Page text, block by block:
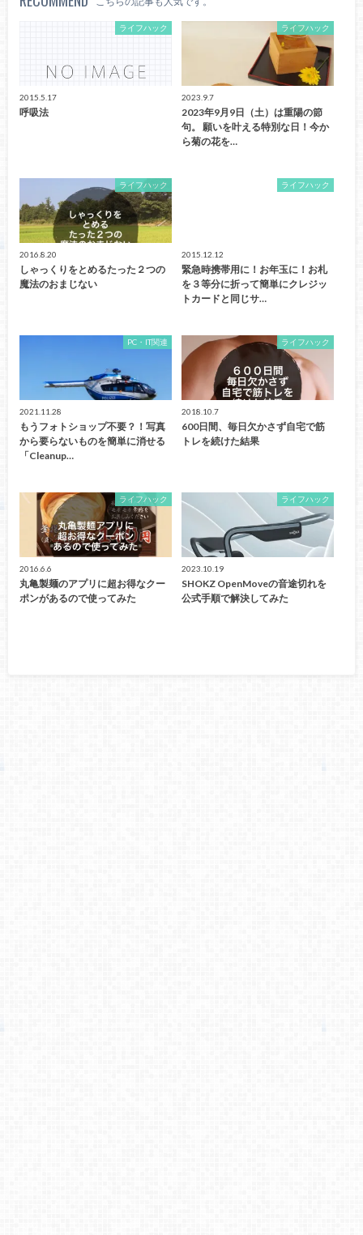
ライフハック
2015.5.17
呼吸法
ライフハック
2023.9.7
2023年9月9日（土）は重陽の節
句。 願いを叶える特別な日！今か
ら菊の花を…
ライフハック
2016.8.20
しゃっくりをとめるたった２つの
魔法のおまじない
ライフハック
2015.12.12
緊急時携帯用に！お年玉に！お札
を３等分に折って簡単にクレジッ
トカードと同じサ…
PC・IT関連
2021.11.28
もうフォトショップ不要？！写真
から要らないものを簡単に消せる
「Cleanup…
ライフハック
2018.10.7
600日間、毎日欠かさず自宅で筋
トレを続けた結果
ライフハック
2016.6.6
丸亀製麺のアプリに超お得なクー
ポンがあるので使ってみた
ライフハック
2023.10.19
SHOKZ OpenMoveの音途切れを
公式手順で解決してみた